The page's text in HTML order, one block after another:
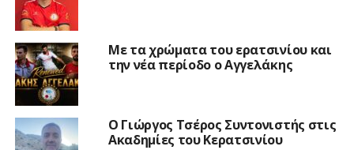
Με τα χρώματα του ερατσινίου και
την νέα περίοδο ο Αγγελάκης
Ο Γιώργος Τσέρος Συντονιστής στις
Ακαδημίες του Κερατσινίου